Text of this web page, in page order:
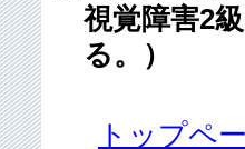
視覚障害2
る。）
トップペ